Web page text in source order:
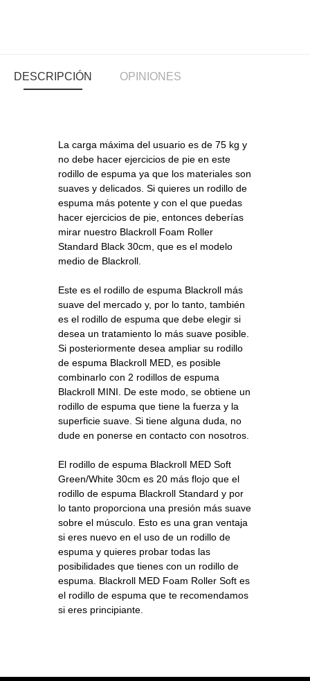
DESCRIPCIÓN OPINIONES
La carga máxima del usuario es de 75 kg y
no debe hacer ejercicios de pie en este
rodillo de espuma ya que los materiales son
suaves y delicados. Si quieres un rodillo de
espuma más potente y con el que puedas
hacer ejercicios de pie, entonces deberías
mirar nuestro Blackroll Foam Roller
Standard Black 30cm, que es el modelo
medio de Blackroll.
Este es el rodillo de espuma Blackroll más
suave del mercado y, por lo tanto, también
es el rodillo de espuma que debe elegir si
desea un tratamiento lo más suave posible.
Si posteriormente desea ampliar su rodillo
de espuma Blackroll MED, es posible
combinarlo con 2 rodillos de espuma
Blackroll MINI. De este modo, se obtiene un
rodillo de espuma que tiene la fuerza y la
superficie suave. Si tiene alguna duda, no
dude en ponerse en contacto con nosotros.
El rodillo de espuma Blackroll MED Soft
Green/White 30cm es 20 más flojo que el
rodillo de espuma Blackroll Standard y por
lo tanto proporciona una presión más suave
sobre el músculo. Esto es una gran ventaja
si eres nuevo en el uso de un rodillo de
espuma y quieres probar todas las
posibilidades que tienes con un rodillo de
espuma. Blackroll MED Foam Roller Soft es
el rodillo de espuma que te recomendamos
si eres principiante.